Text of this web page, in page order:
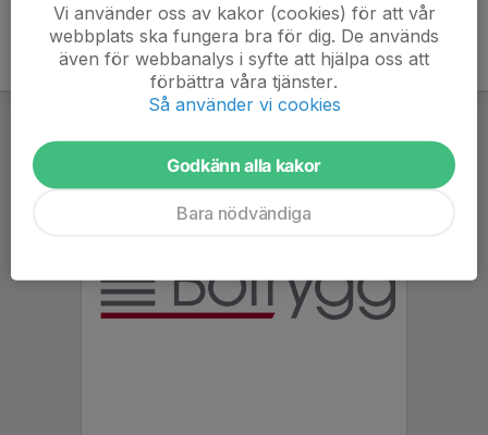
Vi använder oss av kakor (cookies) för att vår
webbplats ska fungera bra för dig. De används
även för webbanalys i syfte att hjälpa oss att
förbättra våra tjänster.
Så använder vi cookies
Godkänn alla kakor
Bara nödvändiga